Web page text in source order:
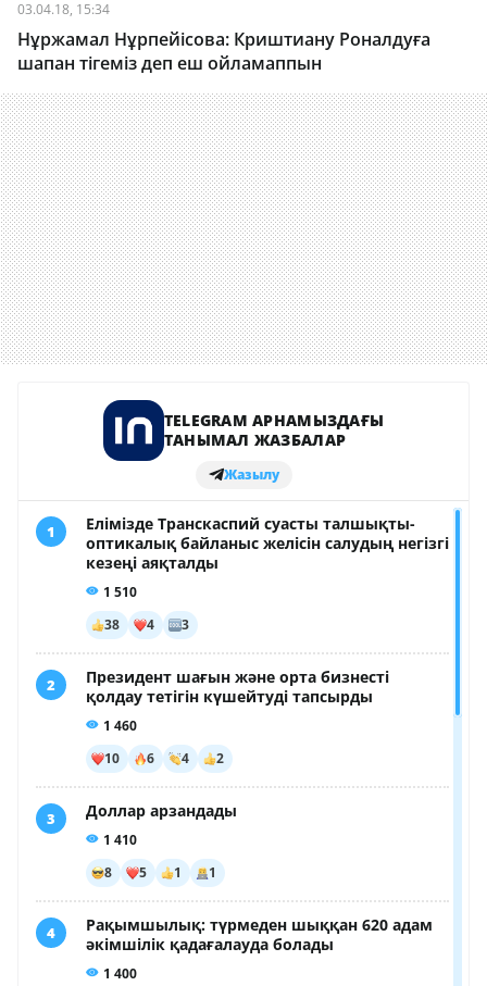
03.04.18, 15:34
Нұржамал Нұрпейісова: Криштиану Роналдуға
шапан тігеміз деп еш ойламаппын